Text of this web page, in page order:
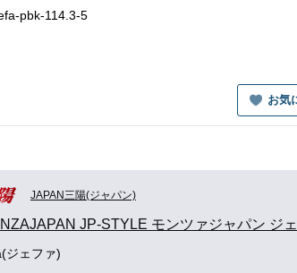
pbk-114.3-5
お気
JAPAN三陽(ジャパン)
JP-STYLE モンツァジャパン ジ
ジェファ)